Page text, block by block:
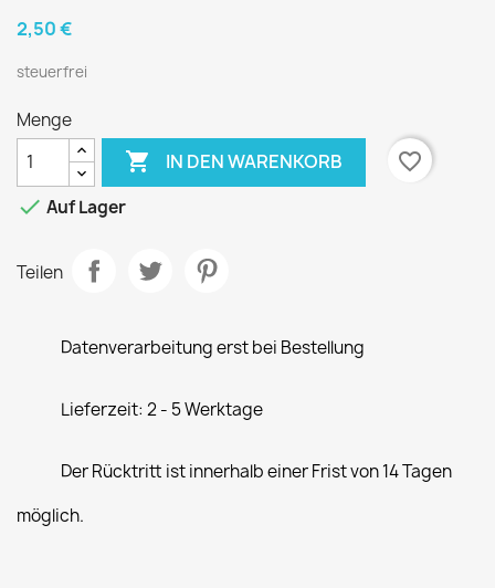
2,50 €
steuerfrei
Menge
 IN DEN WARENKORB
favorite_border
 Auf Lager
Teilen
Datenverarbeitung erst bei Bestellung
Lieferzeit: 2 - 5 Werktage
Der Rücktritt ist innerhalb einer Frist von 14 Tagen
möglich.